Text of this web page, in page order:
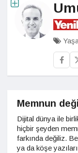
Memnun
Dijital dünya ile
hiçbir şeyden
farkında değiliz.
ya da köşe